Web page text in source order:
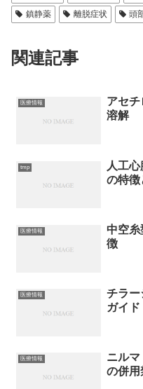
鎮静薬
離脱症状 頭
関連記事
医療情報
アセ
溶解
tmp
人工
の特徴
医療情報
中空
徴
医療情報
チラー
ガイド
医療情報
ニルマ
の併用